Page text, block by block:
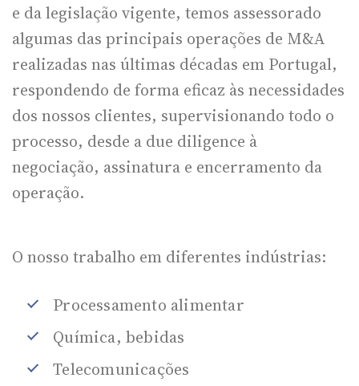
e da legislação vigente, temos assessorado
algumas das principais operações de M&A
realizadas nas últimas décadas em Portugal,
respondendo de forma eficaz às necessidades
dos nossos clientes, supervisionando todo o
processo, desde a due diligence à
negociação, assinatura e encerramento da
operação.
O nosso trabalho em diferentes indústrias:
Processamento alimentar
Química, bebidas
Telecomunicações